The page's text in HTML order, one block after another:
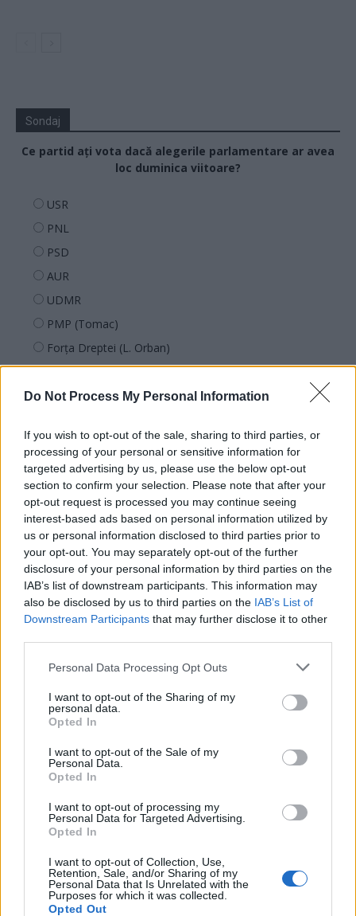
Do Not Process My Personal Information
If you wish to opt-out of the sale, sharing to third parties, or
processing of your personal or sensitive information for
targeted advertising by us, please use the below opt-out
section to confirm your selection. Please note that after your
opt-out request is processed you may continue seeing
interest-based ads based on personal information utilized by
us or personal information disclosed to third parties prior to
your opt-out. You may separately opt-out of the further
disclosure of your personal information by third parties on the
IAB’s list of downstream participants. This information may
also be disclosed by us to third parties on the IAB’s List of
Downstream Participants that may further disclose it to other
Personal Data Processing Opt Outs
I want to opt-out of the Sharing of my
personal data.
Opted In
I want to opt-out of the Sale of my
Personal Data.
Opted In
I want to opt-out of processing my
Personal Data for Targeted Advertising.
Opted In
I want to opt-out of Collection, Use,
Retention, Sale, and/or Sharing of my
Personal Data that Is Unrelated with the
Purposes for which it was collected.
Opted Out
Sondaj
Ce partid ați vota dacă alegerile parlamentare ar avea
loc duminica viitoare?
USR
PNL
PSD
AUR
UDMR
PMP (Tomac)
Forța Dreptei (L. Orban)
PNȚMM
REPER
SOS (Șoșoacă)
POT (Gavrilă)
PACE (Peia)
Acțiunea Conservatoare (Târziu)
PDF (Lazarus)
PUSL (D. Voiculescu)
PNȚCD (Pavelescu)
PNCR (Terheș)
Altul
Arhiva sondajelor